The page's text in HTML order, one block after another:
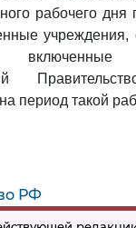
РФ
рабочего дня
учреждения,
период такой